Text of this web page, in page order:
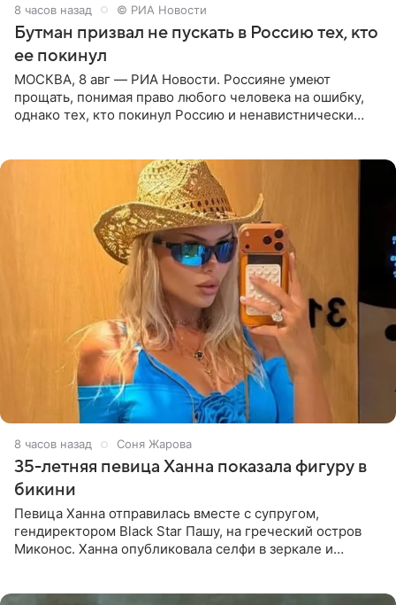
8 часов назад © РИА Новости
Бутман призвал не пускать в Россию тех, кто
ее покинул
МОСКВА, 8 авг — РИА Новости. Россияне умеют
прощать, понимая право любого человека на ошибку,
однако тех, кто покинул Россию и ненавистнически
8 часов назад Соня Жарова
35-летняя певица Ханна показала фигуру в
бикини
Певица Ханна отправилась вместе с супругом,
гендиректором Black Star Пашу, на греческий остров
Миконос. Ханна опубликовала селфи в зеркале и